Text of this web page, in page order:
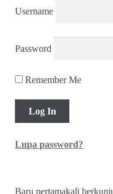
Username
Password
Remember Me
Lupa password?
Baru pertamakali